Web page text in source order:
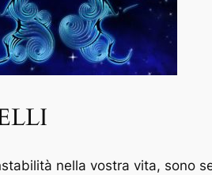
nella vostra vita, sono